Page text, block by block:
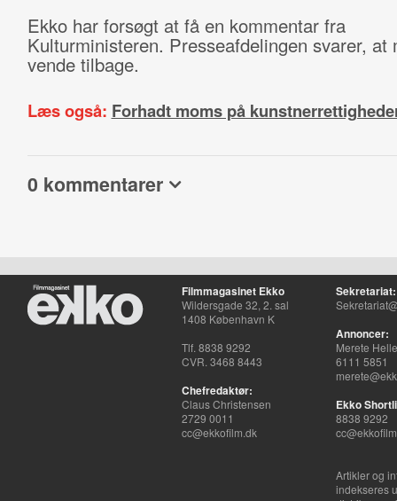
Ekko har forsøgt at få en kommentar fra
Kulturministeren. Presseafdelingen svarer, at
vende tilbage.
Læs også: Forhadt moms på
0 kommentarer
Filmmagasinet Ekko
Wildersgade 32, 2. sal
1408 København K
Tlf. 8838 9292
CVR. 3468 8443
Chefredaktør:
Claus Christensen
2729 0011
cc@ekkofilm.dk
Sekretariat:
Annoncer:
Merete
6111 5851
Ekko
8838 9292
Artikler og
indekseres